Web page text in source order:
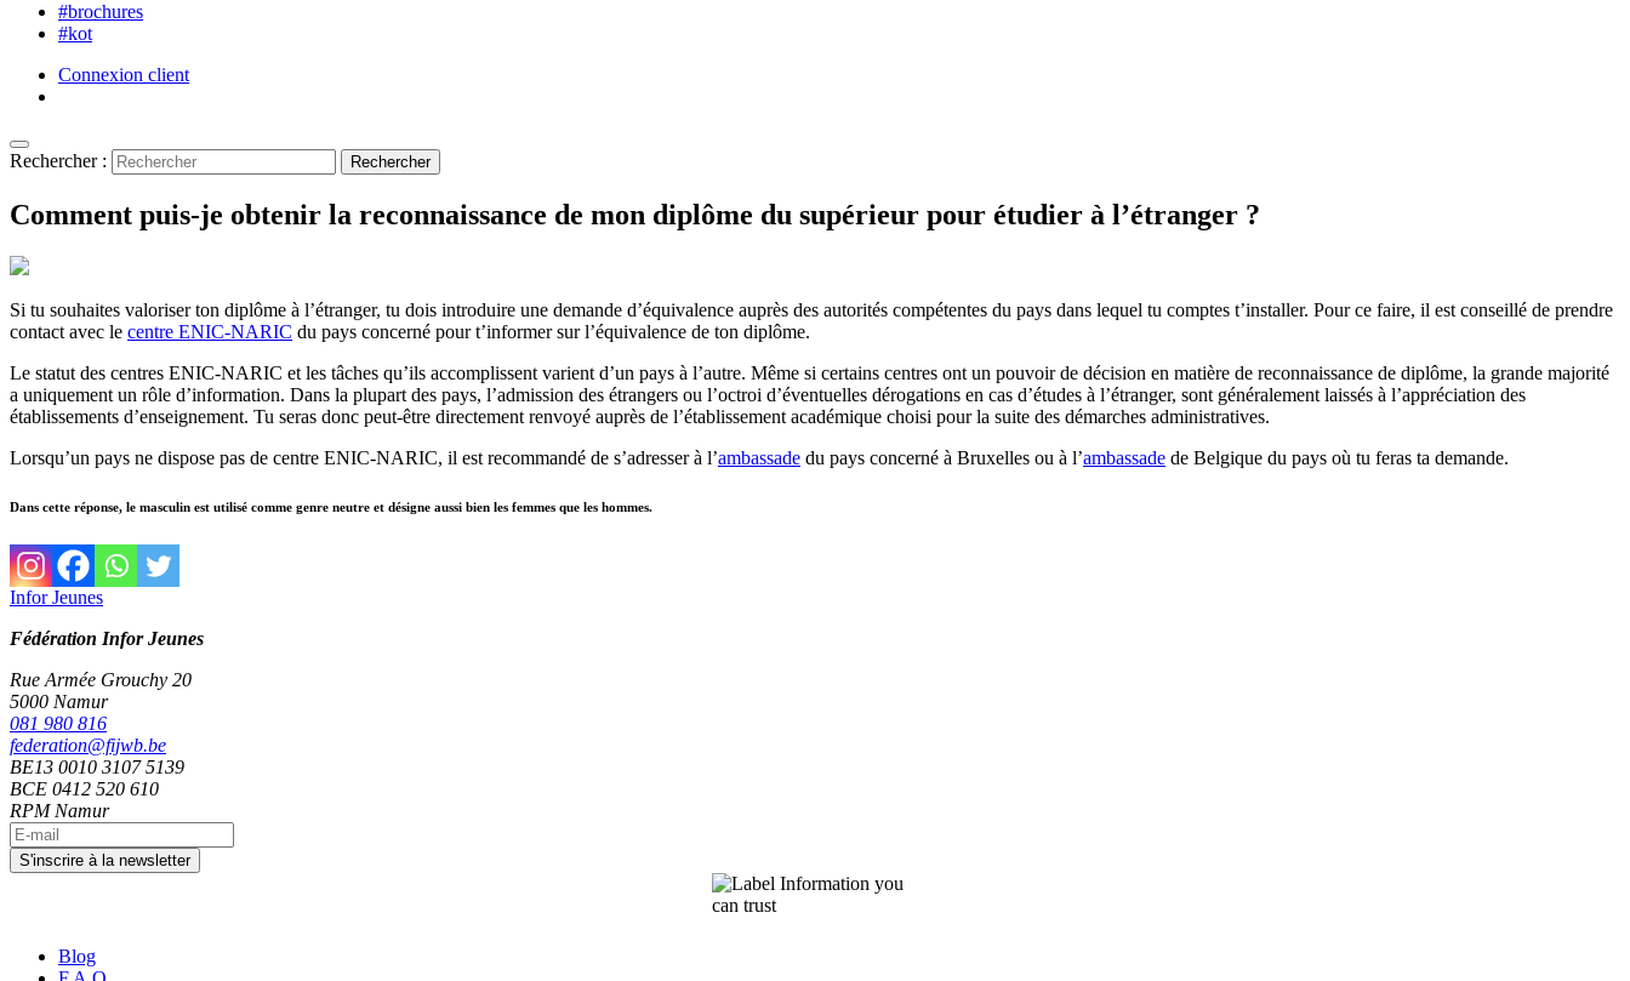
#brochures
#kot
Connexion client
Rechercher :
Comment puis-je obtenir la reconnaissance de mon diplôme du supérieur pour étudier à l’étranger ?
Si tu souhaites valoriser ton diplôme à l’étranger, tu dois introduire une demande d’équivalence auprès des autorités compétentes du pays dans lequel tu comptes t’installer. Pour ce faire, il est conseillé de prendre
contact avec le centre ENIC-NARIC du pays concerné pour t’informer sur l’équivalence de ton diplôme.
Le statut des centres ENIC-NARIC et les tâches qu’ils accomplissent varient d’un pays à l’autre. Même si certains centres ont un pouvoir de décision en matière de reconnaissance de diplôme, la grande majorité
a uniquement un rôle d’information. Dans la plupart des pays, l’admission des étrangers ou l’octroi d’éventuelles dérogations en cas d’études à l’étranger, sont généralement laissés à l’appréciation des
établissements d’enseignement. Tu seras donc peut-être directement renvoyé auprès de l’établissement académique choisi pour la suite des démarches administratives.
Lorsqu’un pays ne dispose pas de centre ENIC-NARIC, il est recommandé de s’adresser à l’ambassade du pays concerné à Bruxelles ou à l’ambassade de Belgique du pays où tu feras ta demande.
Dans cette réponse, le masculin est utilisé comme genre neutre et désigne aussi bien les femmes que les hommes.
Infor Jeunes
Fédération Infor Jeunes
Rue Armée Grouchy 20
5000 Namur
081 980 816
federation@fijwb.be
BE13 0010 3107 5139
BCE 0412 520 610
RPM Namur
Blog